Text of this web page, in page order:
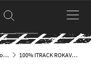
Kolesarske rokavice 100% ITRACK ROKAVICE SP21